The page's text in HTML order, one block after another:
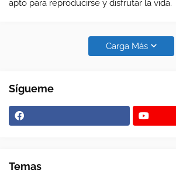
apto para reproducirse y disfrutar la vida.
Carga Más
Sígueme
Temas